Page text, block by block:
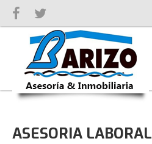
ASESORIA LABORAL